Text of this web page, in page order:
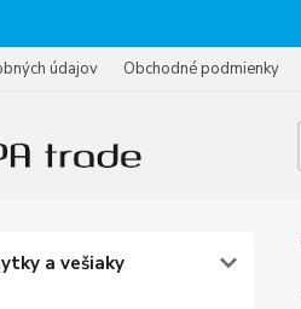
údajov Obchodné podmienky
a vešiaky